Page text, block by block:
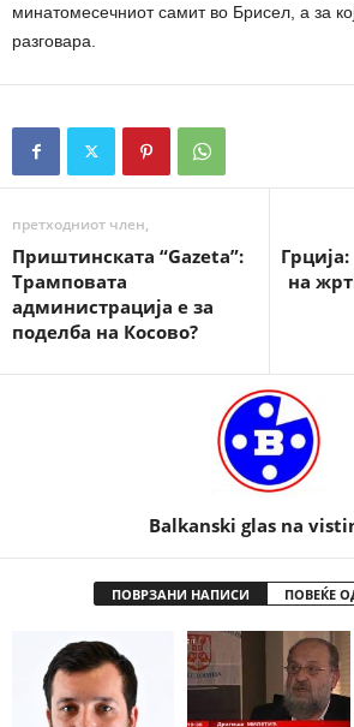
минатомесечниот самит во Брисел, а за
разговара.
претходниот член,
Приштинската “Gazeta”:
Трамповата
администрација е за
поделба на Косово?
на
Balkanski glas na
ПОВРЗАНИ НАПИСИ ПОВЕЌЕ